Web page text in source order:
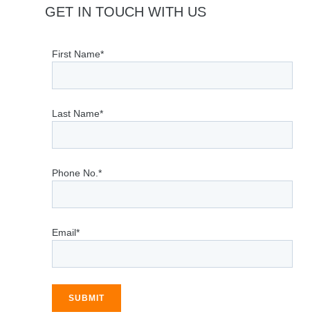
GET IN TOUCH WITH US
First Name*
Last Name*
Phone No.*
Email*
SUBMIT